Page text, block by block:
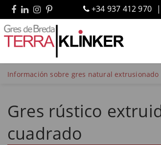
+34 937 412 970
Información sobre gres natural extrusionado
Gres rústico
cuadrado